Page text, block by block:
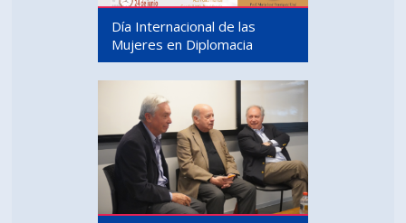
Día Internacional de las
Mujeres en Diplomacia